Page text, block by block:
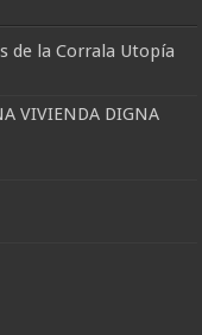
de la Corrala Utopía
VIVIENDA DIGNA